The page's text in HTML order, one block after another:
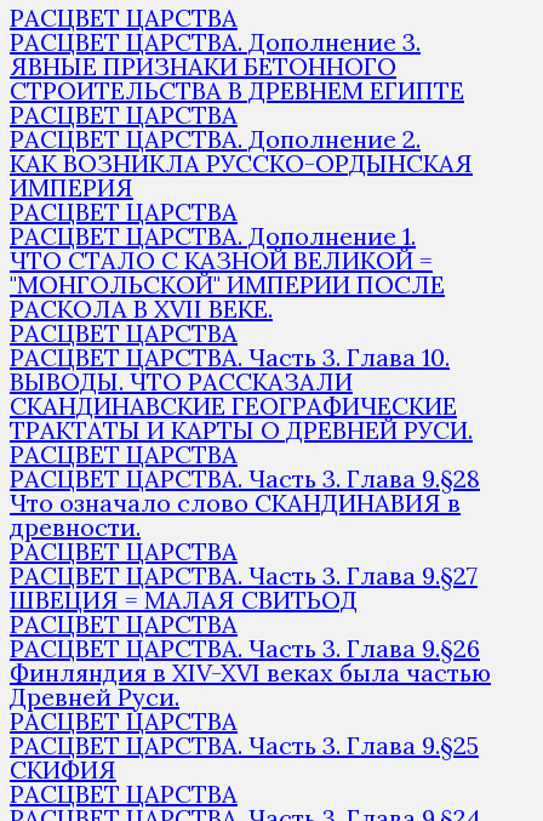
РАСЦВЕТ ЦАРСТВА
РАСЦВЕТ ЦАРСТВА. Дополнение 3.
ЯВНЫЕ ПРИЗНАКИ БЕТОННОГО
СТРОИТЕЛЬСТВА В ДРЕВНЕМ ЕГИПТЕ
РАСЦВЕТ ЦАРСТВА
РАСЦВЕТ ЦАРСТВА. Дополнение 2.
КАК ВОЗНИКЛА РУССКО-ОРДЫНСКАЯ
ИМПЕРИЯ
РАСЦВЕТ ЦАРСТВА
РАСЦВЕТ ЦАРСТВА. Дополнение 1.
ЧТО СТАЛО С КАЗНОЙ ВЕЛИКОЙ =
"МОНГОЛЬСКОЙ" ИМПЕРИИ ПОСЛЕ
РАСКОЛА В XVII ВЕКЕ.
РАСЦВЕТ ЦАРСТВА
РАСЦВЕТ ЦАРСТВА. Часть 3. Глава 10.
ВЫВОДЫ. ЧТО РАССКАЗАЛИ
СКАНДИНАВСКИЕ ГЕОГРАФИЧЕСКИЕ
ТРАКТАТЫ И КАРТЫ О ДРЕВНЕЙ РУСИ.
РАСЦВЕТ ЦАРСТВА
РАСЦВЕТ ЦАРСТВА. Часть 3. Глава 9.§28
Что означало слово СКАНДИНАВИЯ в
древности.
РАСЦВЕТ ЦАРСТВА
РАСЦВЕТ ЦАРСТВА. Часть 3. Глава 9.§27
ШВЕЦИЯ = МАЛАЯ СВИТЬОД
РАСЦВЕТ ЦАРСТВА
РАСЦВЕТ ЦАРСТВА. Часть 3. Глава 9.§26
Финляндия в XIV-XVI веках была частью
Древней Руси.
РАСЦВЕТ ЦАРСТВА
РАСЦВЕТ ЦАРСТВА. Часть 3. Глава 9.§25
СКИФИЯ
РАСЦВЕТ ЦАРСТВА